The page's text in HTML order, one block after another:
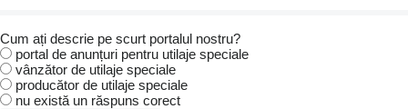
Cum ați descrie pe scurt portalul nostru?
portal de anunțuri pentru utilaje speciale
vânzător de utilaje speciale
producător de utilaje speciale
nu există un răspuns corect